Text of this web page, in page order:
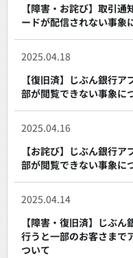
【障害・お詫び】取引
ードが配信されない事象
2025.04.18
【復旧済】じぶん銀行
部が閲覧できない事象に
2025.04.16
【お詫び】じぶん銀行
部が閲覧できない事象に
2025.04.14
【障害・復旧済】じぶ
行うと一部のお客さまで
ついて